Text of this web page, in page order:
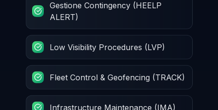
Gestione Contingency (HEELP
ALERT)
Low Visibility Procedures (LVP)
Fleet Control & Geofencing (TRACK)
Infrastructure Maintenance (IMA)